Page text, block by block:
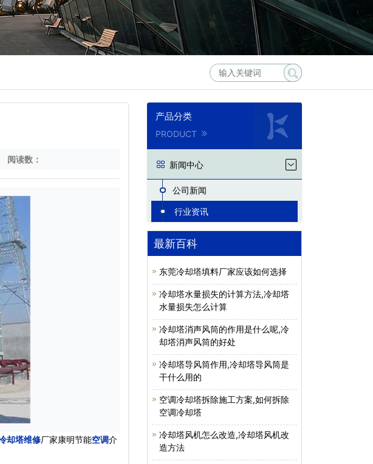
阅读数：
却塔维修厂家康明节能空调介
产品分类
PRODUCT
新闻中心
公司新闻
行业资讯
最新百科
东莞冷却塔填料厂家应该如何选择
冷却塔水量损失的计算方法,冷却塔
水量损失怎么计算
冷却塔消声风筒的作用是什么呢,冷
却塔消声风筒的好处
冷却塔导风筒作用,冷却塔导风筒是
干什么用的
空调冷却塔拆除施工方案,如何拆除
空调冷却塔
冷却塔风机怎么改造,冷却塔风机改
造方法